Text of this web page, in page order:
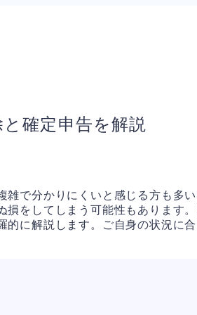
確定申告を解説
で分かりにくいと感じる方も多
をしてしまう可能性もあります
に解説します。ご自身の状況に